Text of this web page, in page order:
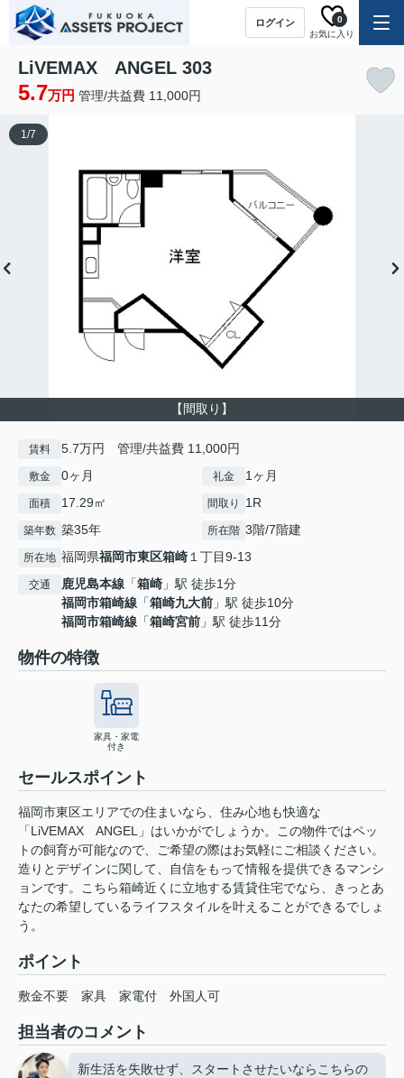
ログイン
お気に入り
0
LiVEMAX ANGEL 303
5.7万円 管理/共益費 11,000円
【間取り】
1/7
賃料 5.7万円 管理/共益費 11,000円
敷金 0ヶ月 礼金 1ヶ月
面積 17.29㎡ 間取り 1R
築年数 築35年 所在階 3階/7階建
所在地 福岡県福岡市東区箱崎１丁目9-13
交通 鹿児島本線 「箱崎 」駅 徒歩1分
福岡市箱崎線 「箱崎九大前 」駅 徒歩10分
福岡市箱崎線 「箱崎宮前 」駅 徒歩11分
物件の特徴
家具・家電
付き
セールスポイント
福岡市東区エリアでの住まいなら、住み心地も快適な
「LiVEMAX ANGEL」はいかがでしょうか。この物件ではペッ
トの飼育が可能なので、ご希望の際はお気軽にご相談ください。
造りとデザインに関して、自信をもって情報を提供できるマンシ
ョンです。こちら箱崎近くに立地する賃貸住宅でなら、きっとあ
なたの希望しているライフスタイルを叶えることができるでしょ
う。
ポイント
敷金不要 家具 家電付 外国人可
担当者のコメント
新生活を失敗せず、スタートさせたいならこちらの